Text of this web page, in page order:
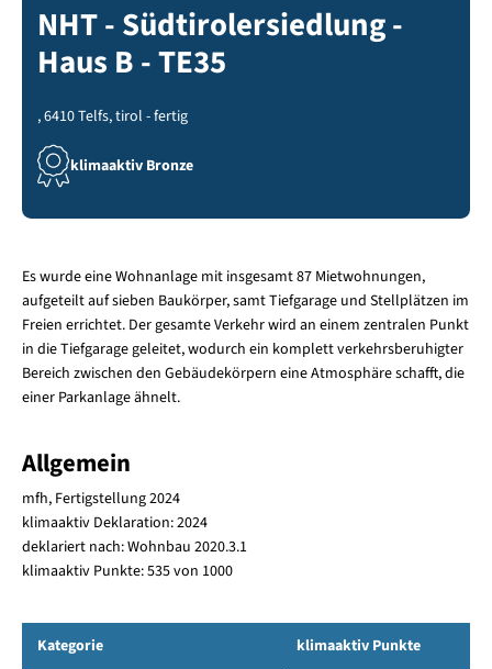
NHT - Südtirolersiedlung -
Haus B - TE35
, 6410 Telfs, tirol - fertig
klimaaktiv Bronze
Es wurde eine Wohnanlage mit insgesamt 87 Mietwohnungen,
aufgeteilt auf sieben Baukörper, samt Tiefgarage und Stellplätzen im
Freien errichtet. Der gesamte Verkehr wird an einem zentralen Punkt
in die Tiefgarage geleitet, wodurch ein komplett verkehrsberuhigter
Bereich zwischen den Gebäudekörpern eine Atmosphäre schafft, die
einer Parkanlage ähnelt.
Allgemein
mfh, Fertigstellung 2024
klimaaktiv Deklaration: 2024
deklariert nach: Wohnbau 2020.3.1
klimaaktiv Punkte: 535 von 1000
Kategorie klimaaktiv Punkte